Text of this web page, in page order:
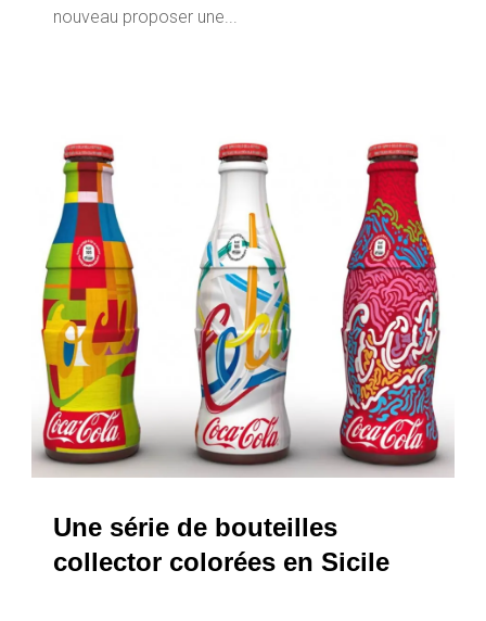
nouveau proposer une...
Une série de bouteilles
collector colorées en Sicile